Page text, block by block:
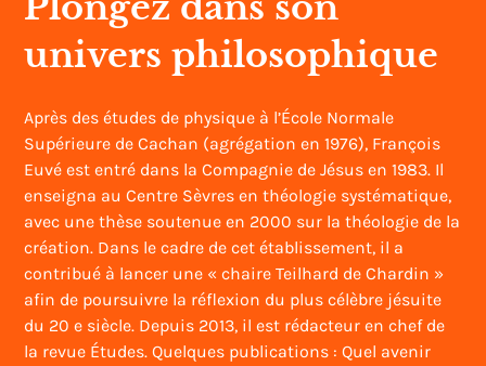
univers philosophique
Après des études de physique à l’École Normale
Supérieure de Cachan (agrégation en 1976), François
Euvé est entré dans la Compagnie de Jésus en 1983. Il
enseigna au Centre Sèvres en théologie systématique,
avec une thèse soutenue en 2000 sur la théologie de la
création. Dans le cadre de cet établissement, il a
contribué à lancer une « chaire Teilhard de Chardin »
afin de poursuivre la réflexion du plus célèbre jésuite
du 20 e siècle. Depuis 2013, il est rédacteur en chef de
la revue Études. Quelques publications : Quel avenir